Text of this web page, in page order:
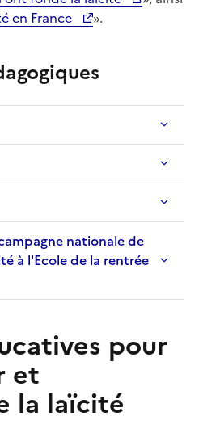
en France ».
nationale de
à l'Ecole de la rentrée
pour
et
la laïcité